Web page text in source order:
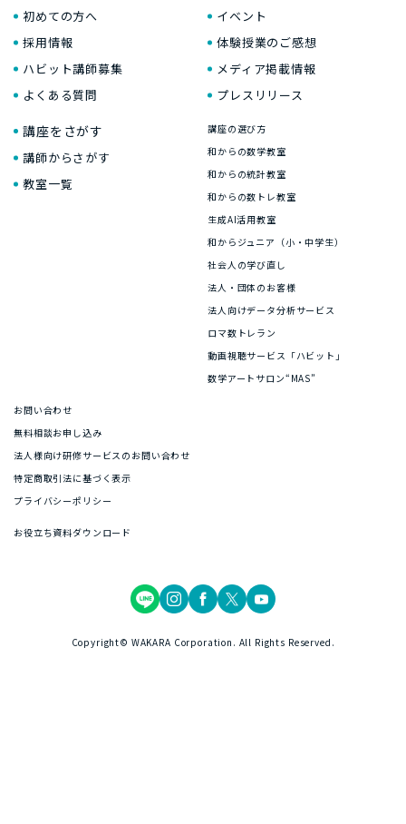
初めての方へ
採用情報
ハビット講師募集
よくある質問
イベント
体験授業のご感想
メディア掲載情報
プレスリリース
講座をさがす
講師からさがす
教室一覧
講座の選び方
和からの数学教室
和からの統計教室
和からの数トレ教室
生成AI活用教室
和からジュニア（小・中学生）
社会人の学び直し
法人・団体のお客様
法人向けデータ分析サービス
ロマ数トレラン
動画視聴サービス「ハビット」
数学アートサロン“MAS”
お問い合わせ
無料相談お申し込み
法人様向け研修サービスのお問い合わせ
特定商取引法に基づく表示
プライバシーポリシー
お役立ち資料ダウンロード
Copyright© WAKARA Corporation. All Rights Reserved.